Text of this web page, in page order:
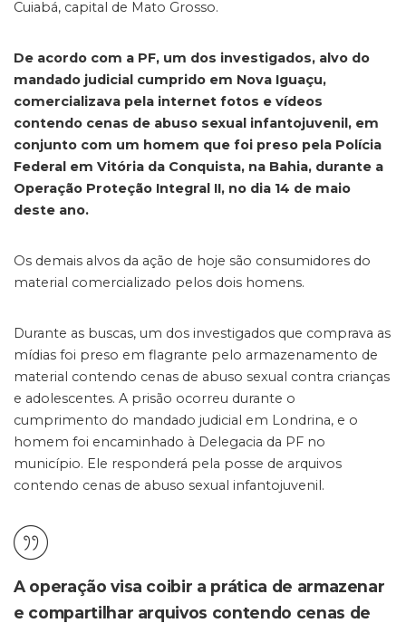
Cuiabá, capital de Mato Grosso.
De acordo com a PF, um dos investigados, alvo do
mandado judicial cumprido em Nova Iguaçu,
comercializava pela internet fotos e vídeos
contendo cenas de abuso sexual infantojuvenil, em
conjunto com um homem que foi preso pela Polícia
Federal em Vitória da Conquista, na Bahia, durante a
Operação Proteção Integral II, no dia 14 de maio
deste ano.
Os demais alvos da ação de hoje são consumidores do
material comercializado pelos dois homens.
Durante as buscas, um dos investigados que comprava as
mídias foi preso em flagrante pelo armazenamento de
material contendo cenas de abuso sexual contra crianças
e adolescentes. A prisão ocorreu durante o
cumprimento do mandado judicial em Londrina, e o
homem foi encaminhado à Delegacia da PF no
município. Ele responderá pela posse de arquivos
contendo cenas de abuso sexual infantojuvenil.
A operação visa coibir a prática de armazenar
e compartilhar arquivos contendo cenas de